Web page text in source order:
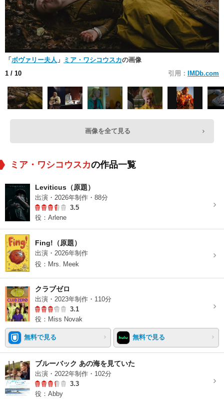
「 ボヴァリー夫人 」 ミア・ワシコウスカの画像
1 / 10 引用： IMDb.com
画像を全て見る
ミア・ワシコウスカの作品一覧
Leviticus（原題）
出演・2026年制作・88分
3.5
役：Arlene
Fing!（原題）
出演・2026年制作
役：Mrs. Meek
クラブゼロ
出演・2023年制作・110分
3.1
役：Miss Novak
無料で見る 無料で見る
ブルーバック あの海を見ていた
出演・2022年制作・102分
3.3
役：Abby